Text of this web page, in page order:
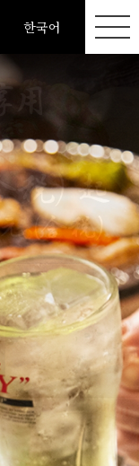
한국어